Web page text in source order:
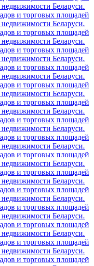
Беларуси.
и торговых площадей
Беларуси.
и торговых площадей
Беларуси.
и торговых площадей
Беларуси.
и торговых площадей
Беларуси.
и торговых площадей
Беларуси.
и торговых площадей
Беларуси.
и торговых площадей
Беларуси.
и торговых площадей
Беларуси.
и торговых площадей
Беларуси.
и торговых площадей
Беларуси.
и торговых площадей
Беларуси.
и торговых площадей
Беларуси.
и торговых площадей
Беларуси.
и торговых площадей
Беларуси.
и торговых площадей